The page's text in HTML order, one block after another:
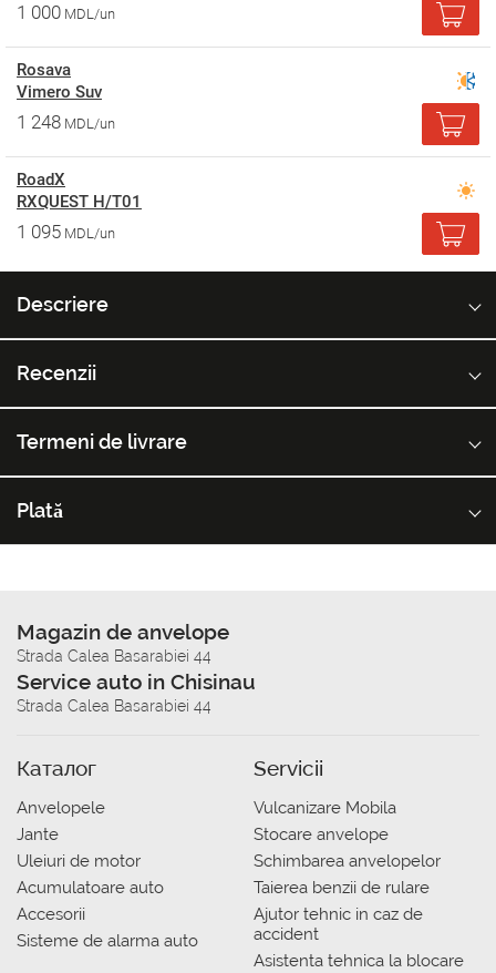
1 000 MDL/un
Rosava
Vimero Suv
1 248 MDL/un
RoadX
RXQUEST H/T01
1 095 MDL/un
Descriere
Recenzii
Termeni de livrare
Plată
Magazin de anvelope
Strada Calea Basarabiei 44
Service auto in Chisinau
Strada Calea Basarabiei 44
Каталог
Anvelopele
Jante
Uleiuri de motor
Acumulatoare auto
Accesorii
Sisteme de alarma auto
Servicii
Vulcanizare Mobila
Stocare anvelope
Schimbarea anvelopelor
Taierea benzii de rulare
Ajutor tehnic in caz de
accident
Asistenta tehnica la blocare